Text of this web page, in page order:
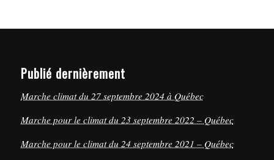
Publié dernièrement
Marche climat du 27 septembre 2024 à Québec
Marche pour le climat du 23 septembre 2022 – Québec
Marche pour le climat du 24 septembre 2021 – Québec